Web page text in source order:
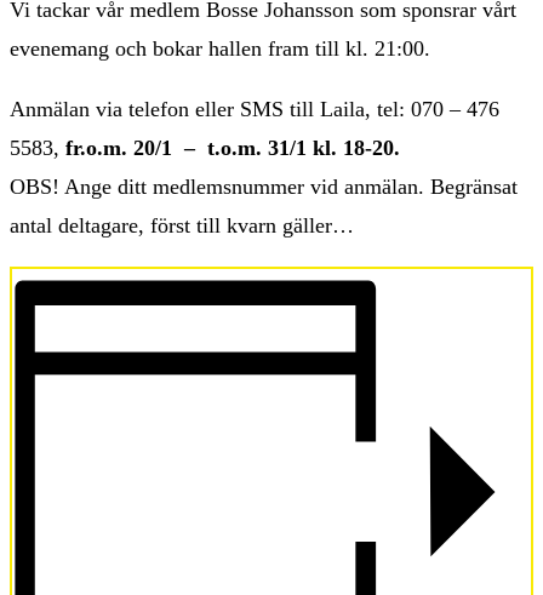
Vi tackar vår medlem Bosse Johansson som sponsrar vårt
evenemang och bokar hallen fram till kl. 21:00.
Anmälan via telefon eller SMS till Laila, tel: 070 – 476
5583, fr.o.m. 20/1 – t.o.m. 31/1 kl. 18-20.
OBS! Ange ditt medlemsnummer vid anmälan. Begränsat
antal deltagare, först till kvarn gäller…